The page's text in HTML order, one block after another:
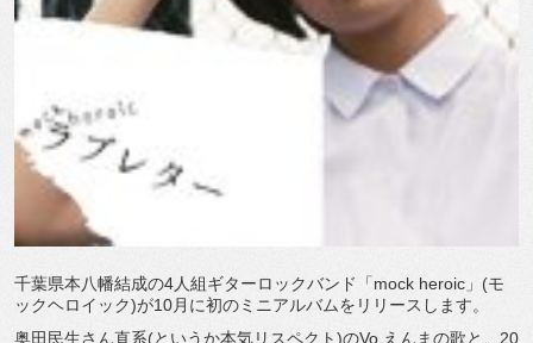
千葉県本八幡結成の4人組ギターロックバンド「mock heroic」(モ
ックヘロイック)が10月に初のミニアルバムをリリースします。
奥田民生さん直系(というか本気リスペクト)のVo.えんまの歌と、20